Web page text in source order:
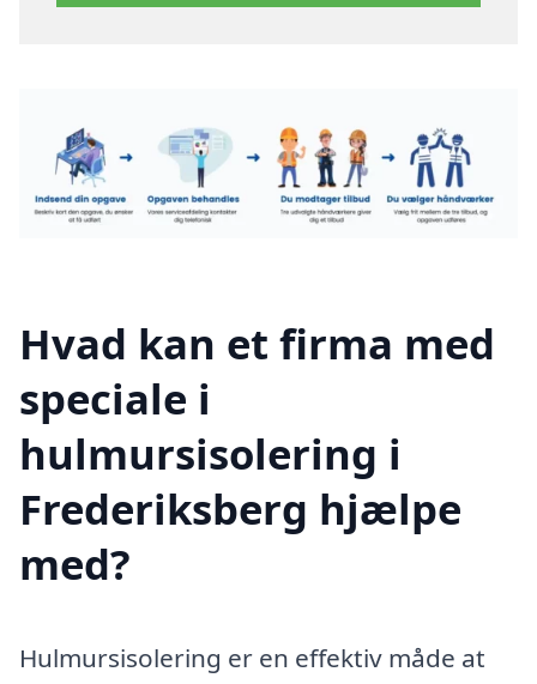
Hvad kan et firma med
speciale i
hulmursisolering i
Frederiksberg hjælpe
med?
Hulmursisolering er en effektiv måde at